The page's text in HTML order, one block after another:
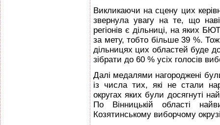
Викликаючи на сцену цих
звернула увагу на те, що
регіонів є дільниці, на яких
за мету, тобто більше 39 %.
дільницях цих областей буде
зібрати до 60 % усіх голосів
Далі медалями нагороджені
із числа тих, які не стали
округах яких були досягнуті
По Вінницькій області
Козятинському виборчому